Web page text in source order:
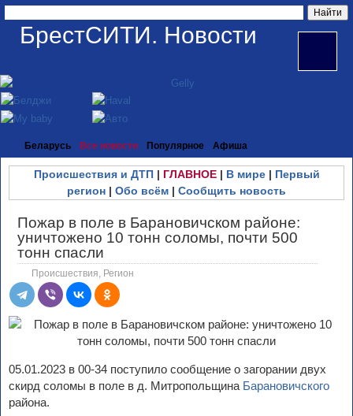
БрестСИТИ. Новости
Беларусь Все новости Популярное Афиша
Происшествия и ДТП| ГЛАВНОЕ| В мире| Первый
регион | Обо всём | Сообщить новость
Пожар в поле в Барановичском районе:
уничтожено 10 тонн соломы, почти 500
тонн спасли
Происшествия Регион
05.01.2023 в 00-34 поступило сообщение о загорании двух
скирд соломы в поле в д. Митропольщина Барановичского
района.